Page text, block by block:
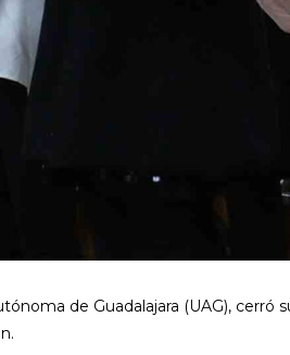
de Guadalajara (UAG),